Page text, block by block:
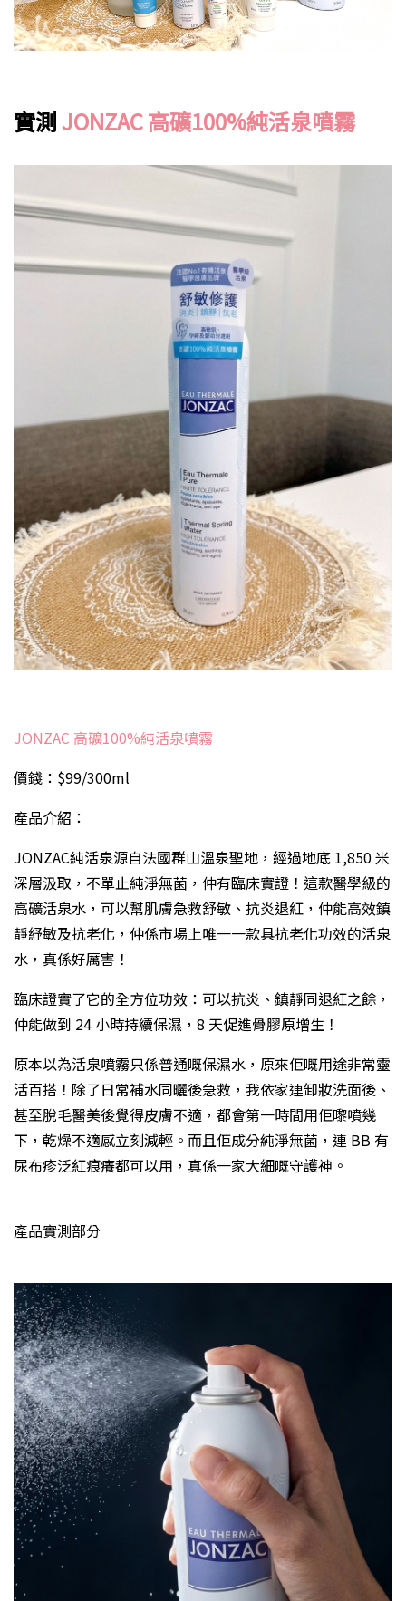
實測JONZAC 高礦100%純活泉噴霧
JONZAC 高礦100%純活泉噴霧
價錢：$99/300ml
產品介紹：
JONZAC純活泉源自法國群山溫泉聖地，經過地底 1,850 米
深層汲取，不單止純淨無菌，仲有臨床實證！這款醫學級的
高礦活泉水，可以幫肌膚急救舒敏、抗炎退紅，仲能高效鎮
靜紓敏及抗老化，仲係市場上唯一一款具抗老化功效的活泉
水，真係好厲害！
臨床證實了它的全方位功效：可以抗炎、鎮靜同退紅之餘，
仲能做到 24 小時持續保濕，8 天促進骨膠原增生！
原本以為活泉噴霧只係普通嘅保濕水，原來佢嘅用途非常靈
活百搭！除了日常補水同曬後急救，我依家連卸妝洗面後、
甚至脫毛醫美後覺得皮膚不適，都會第一時間用佢嚟噴幾
下，乾燥不適感立刻減輕。而且佢成分純淨無菌，連 BB 有
尿布疹泛紅痕癢都可以用，真係一家大細嘅守護神。
產品實測部分